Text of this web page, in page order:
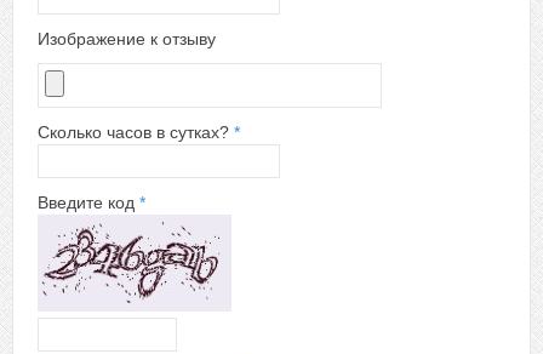
Изображение к отзыву
Сколько часов в сутках? *
Введите код *